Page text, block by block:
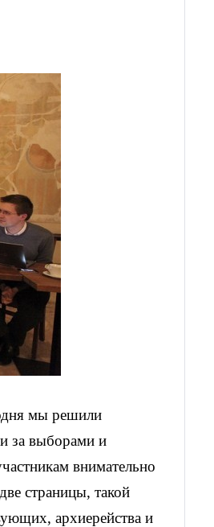
мы решили
за выборами и
внимательно
страницы, такой
архиерейства и